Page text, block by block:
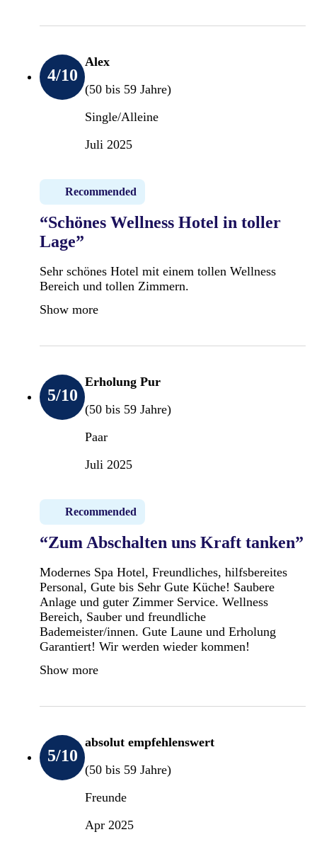
4/10
Alex
(50 bis 59 Jahre)
Single/Alleine
Juli 2025
Recommended
“Schönes Wellness Hotel in toller
Lage”
Sehr schönes Hotel mit einem tollen Wellness
Bereich und tollen Zimmern.
Show more
5/10
Erholung Pur
(50 bis 59 Jahre)
Paar
Juli 2025
Recommended
“Zum Abschalten uns Kraft tanken”
Modernes Spa Hotel, Freundliches, hilfsbereites
Personal, Gute bis Sehr Gute Küche! Saubere
Anlage und guter Zimmer Service. Wellness
Bereich, Sauber und freundliche
Bademeister/innen. Gute Laune und Erholung
Garantiert! Wir werden wieder kommen!
Show more
5/10
absolut empfehlenswert
(50 bis 59 Jahre)
Freunde
Apr 2025